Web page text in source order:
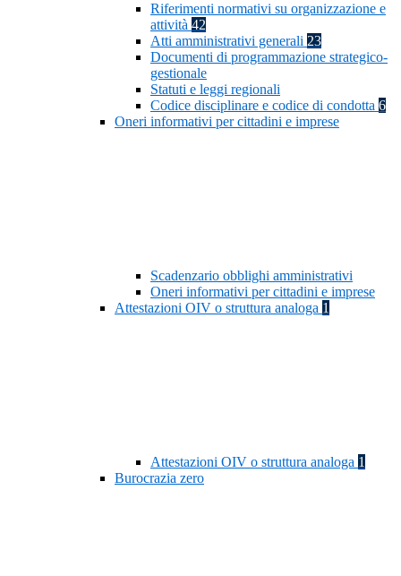
Riferimenti normativi su organizzazione e
attività 42
Atti amministrativi generali 23
Documenti di programmazione strategico-
gestionale
Statuti e leggi regionali
Codice disciplinare e codice di condotta 6
Oneri informativi per cittadini e imprese
Scadenzario obblighi amministrativi
Oneri informativi per cittadini e imprese
Attestazioni OIV o struttura analoga 1
Attestazioni OIV o struttura analoga 1
Burocrazia zero